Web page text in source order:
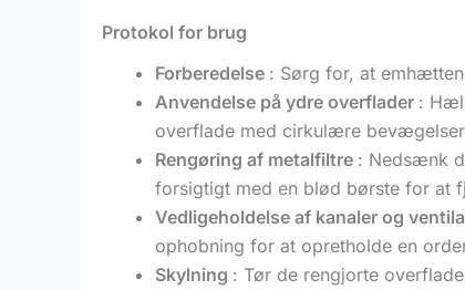
Protokol for brug
Forberedelse : Sørg for, at
Anvendelse på ydre overflader :
overflade med cirkulære
Rengøring af metalfiltre : Nedsænk
forsigtigt med en blød børste for at
Vedligeholdelse af kanaler og
ophobning for at opretholde en
Skylning : Tør de rengjorte